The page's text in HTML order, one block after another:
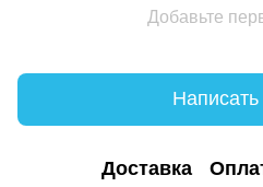
Добавьте
Написать
Доставка